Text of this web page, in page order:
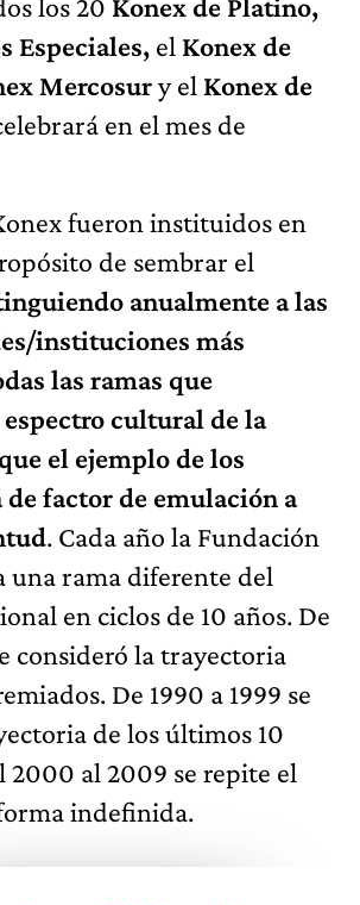
los 20 Konex de Platino,
Especiales, el Konex de
Mercosury el Konex de
en el mes de
fueron instituidos en
de sembrar el
anualmente a las
instituciones más
las ramas que
cultural de la
el ejemplo de los
de factor de emulación a
. Cada año la Fundación
una rama diferente del
en ciclos de 10 años. De
consideró la trayectoria
De 1990 a 1999 se
de los últimos 10
2000 al 2009 se repite el
indefinida.